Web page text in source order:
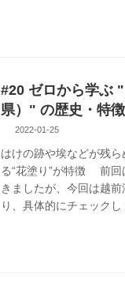
#20 ゼロから学ぶ
県）" の歴史・特
2022-01-25
はけの跡や埃などが残
る“花塗り”が特徴 前回
きましたが、今回は越
り、具体的にチェック